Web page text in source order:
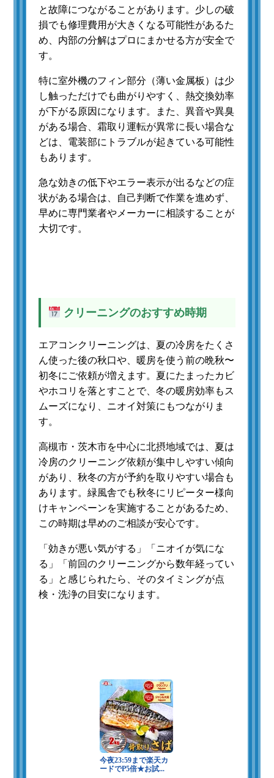
と故障につながることがあります。少しの破
損でも修理費用が大きくなる可能性があるた
め、内部の分解はプロにまかせる方が安全で
す。
特に室外機のフィン部分（薄い金属板）は少
し触っただけでも曲がりやすく、熱交換効率
が下がる原因になります。また、異音や異臭
がある場合、霜取り運転が異常に長い場合な
どは、電装部にトラブルが起きている可能性
もあります。
急な効きの低下やエラー表示が出るなどの症
状がある場合は、自己判断で作業を進めず、
早めに専門業者やメーカーに相談することが
大切です。
クリーニングのおすすめ時期
エアコンクリーニングは、夏の冷房をたくさ
ん使った後の秋口や、暖房を使う前の晩秋〜
初冬にご依頼が増えます。夏にたまったカビ
やホコリを落とすことで、冬の暖房効率もス
ムーズになり、ニオイ対策にもつながりま
す。
高槻市・茨木市を中心に北摂地域では、夏は
冷房のクリーニング依頼が集中しやすい傾向
があり、秋冬の方が予約を取りやすい場合も
あります。緑風舎でも秋冬にリピーター様向
けキャンペーンを実施することがあるため、
この時期は早めのご相談が安心です。
「効きが悪い気がする」「ニオイが気にな
る」「前回のクリーニングから数年経ってい
る」と感じられたら、そのタイミングが点
検・洗浄の目安になります。